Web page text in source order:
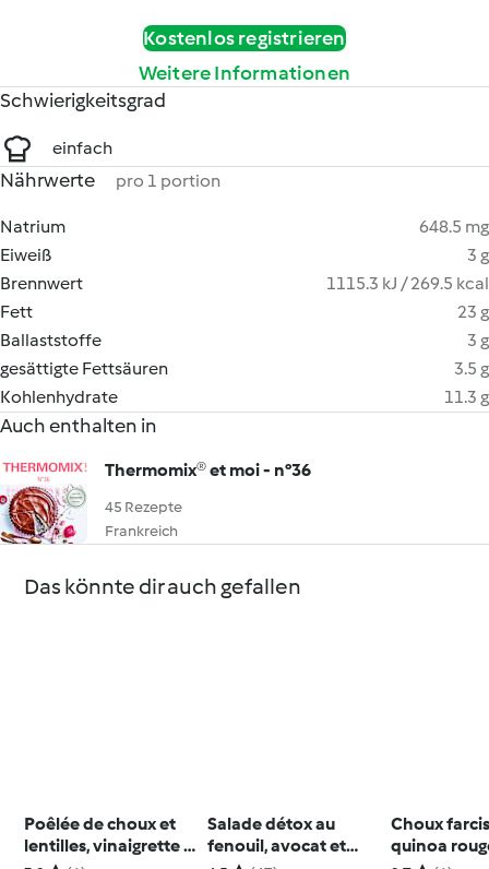
Kostenlos registrieren
Weitere Informationen
Schwierigkeitsgrad
einfach
Nährwerte pro 1 portion
Natrium
648.5 mg
Eiweiß
3 g
Brennwert
1115.3 kJ / 269.5 kcal
Fett
23 g
Ballaststoffe
3 g
gesättigte Fettsäuren
3.5 g
Kohlenhydrate
11.3 g
Auch enthalten in
Thermomix® et moi - n°36
45 Rezepte
Frankreich
Das könnte dir auch gefallen
Poêlée de choux et
lentilles, vinaigrette à
Salade détox au
fenouil, avocat et
Choux
quinoa